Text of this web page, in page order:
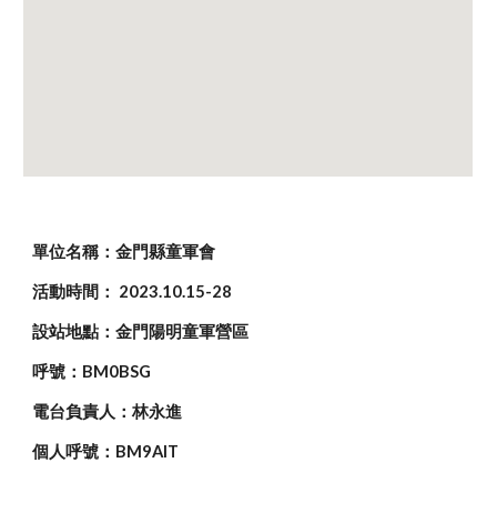
單位名稱：金門縣童軍會
活動時間： 2023.10.15-28
設站地點：金門陽明童軍營區
呼號：BM0BSG
電台負責人：林永進
個人呼號：BM9AIT